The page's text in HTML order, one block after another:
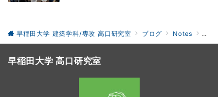
早稲田大学 建築学科/専攻 高口研究室 ブログ Notes
早稲田大学 高口研究室